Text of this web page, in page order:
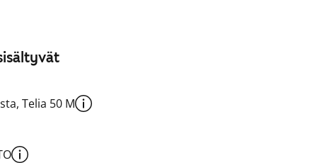
Telia 50 M